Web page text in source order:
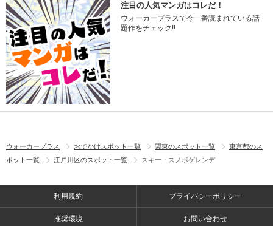
注目の人気マンガはコレだ！
ウォーカープラスで今一番読まれている話
題作をチェック!!
ウォーカープラス おでかけスポット一覧 関東のスポット一覧
東京都のス
ポット一覧
江戸川区のスポット一覧 スキー・スノボゲレンデ
利用規約 プライバシーポリシー
推奨環境 お問い合わせ